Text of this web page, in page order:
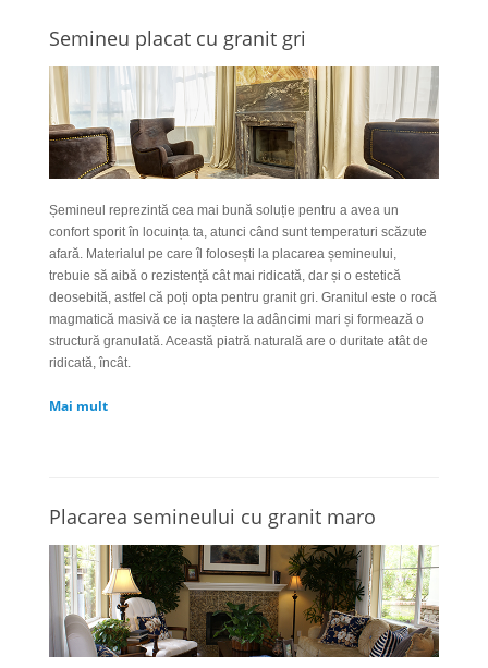
Semineu placat cu granit gri
Șemineul reprezintă cea mai bună soluție pentru a avea un
confort sporit în locuința ta, atunci când sunt temperaturi scăzute
afară. Materialul pe care îl folosești la placarea șemineului,
trebuie să aibă o rezistență cât mai ridicată, dar și o estetică
deosebită, astfel că poți opta pentru granit gri. Granitul este o rocă
magmatică masivă ce ia naștere la adâncimi mari și formează o
structură granulată. Această piatră naturală are o duritate atât de
ridicată, încât.
Mai mult
Placarea semineului cu granit maro